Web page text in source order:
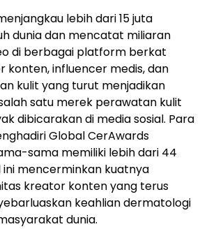
lebih dari 15 juta
dunia dan mencatat miliaran
di berbagai platform berkat
konten, influencer medis, dan
kulit yang turut menjadikan
satu merek perawatan kulit
dibicarakan di media sosial. Para
Global CerAwards
sama memiliki lebih dari 44
ini mencerminkan kuatnya
kreator konten yang terus
keahlian dermatologi
dunia.